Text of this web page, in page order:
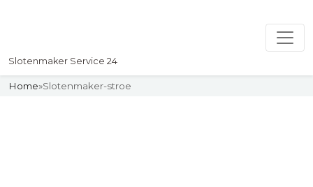
Slotenmaker Service 24
Home»Slotenmaker-stroe